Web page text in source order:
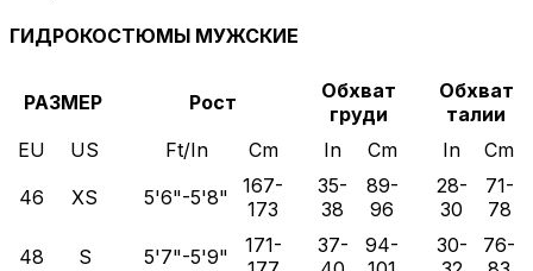
ГИДРОКОСТЮМЫ МУЖСКИЕ
РАЗМЕР Рост
Обхват
груди
Обхват
талии
EU
US Ft/In Cm In Cm In
Cm
46
XS 5'6"-5'8"
167-
173
35-
38
89-
96
28-
30
71-
78
48
S 5'7"-5'9"
171-
37-
94-
30-
76-